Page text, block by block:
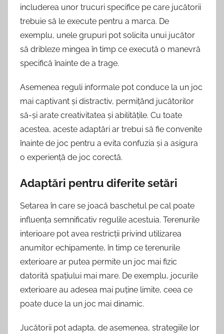
includerea unor trucuri specifice pe care jucătorii
trebuie să le execute pentru a marca. De
exemplu, unele grupuri pot solicita unui jucător
să dribleze mingea în timp ce execută o manevră
specifică înainte de a trage.
Asemenea reguli informale pot conduce la un joc
mai captivant și distractiv, permițând jucătorilor
să-și arate creativitatea și abilitățile. Cu toate
acestea, aceste adaptări ar trebui să fie convenite
înainte de joc pentru a evita confuzia și a asigura
o experiență de joc corectă.
Adaptări pentru diferite setări
Setarea în care se joacă baschetul pe cal poate
influența semnificativ regulile acestuia. Terenurile
interioare pot avea restricții privind utilizarea
anumitor echipamente, în timp ce terenurile
exterioare ar putea permite un joc mai fizic
datorită spațiului mai mare. De exemplu, jocurile
exterioare au adesea mai puține limite, ceea ce
poate duce la un joc mai dinamic.
Jucătorii pot adapta, de asemenea, strategiile lor